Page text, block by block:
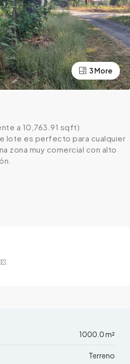
3 More
a 10,763.91 sqft)
lote es perfecto para cualquier
zona muy comercial con alto
1000.0 m²
Terreno